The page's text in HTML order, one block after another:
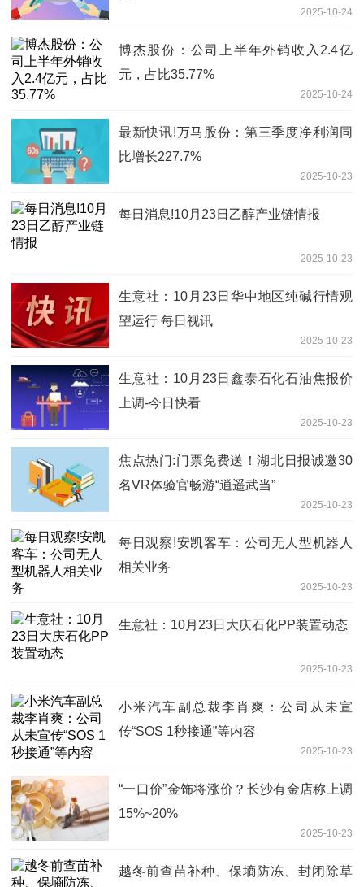
2025-10-24
博杰股份：公司上半年外销收入2.4亿
元，占比35.77%
2025-10-24
最新快讯!万马股份：第三季度净利润同
比增长227.7%
2025-10-23
每日消息!10月23日乙醇产业链情报
2025-10-23
生意社：10月23日华中地区纯碱行情观
望运行 每日视讯
2025-10-23
生意社：10月23日鑫泰石化石油焦报价
上调-今日快看
2025-10-23
焦点热门:门票免费送！湖北日报诚邀30
名VR体验官畅游“逍遥武当”
2025-10-23
每日观察!安凯客车：公司无人型机器人
相关业务
2025-10-23
生意社：10月23日大庆石化PP装置动态
2025-10-23
小米汽车副总裁李肖爽：公司从未宣
传“SOS 1秒接通”等内容
2025-10-23
“一口价”金饰将涨价？长沙有金店称上调
15%~20%
2025-10-23
越冬前查苗补种、保墒防冻、封闭除草